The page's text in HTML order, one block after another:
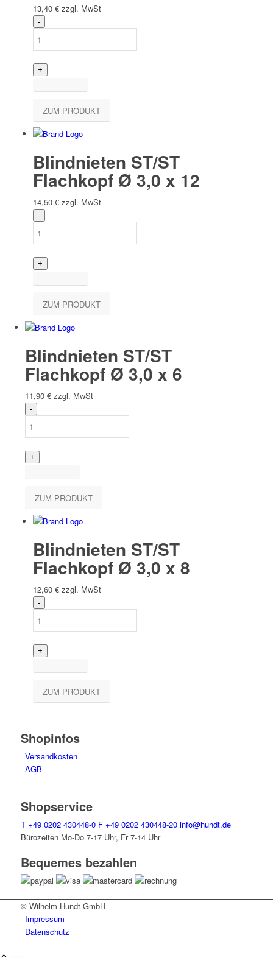
13,40 € zzgl. MwSt
ZUM PRODUKT
Blindnieten ST/ST
Flachkopf Ø 3,0 x 12
14,50 € zzgl. MwSt
ZUM PRODUKT
Blindnieten ST/ST
Flachkopf Ø 3,0 x 6
11,90 € zzgl. MwSt
ZUM PRODUKT
Blindnieten ST/ST
Flachkopf Ø 3,0 x 8
12,60 € zzgl. MwSt
ZUM PRODUKT
Shopinfos
Versandkosten
AGB
Shopservice
T +49 0202 430448-0 F +49 0202 430448-20 info@hundt.de
Bürozeiten Mo-Do 7-17 Uhr, Fr 7-14 Uhr
Bequemes bezahlen
© Wilhelm Hundt GmbH
Impressum
Datenschutz